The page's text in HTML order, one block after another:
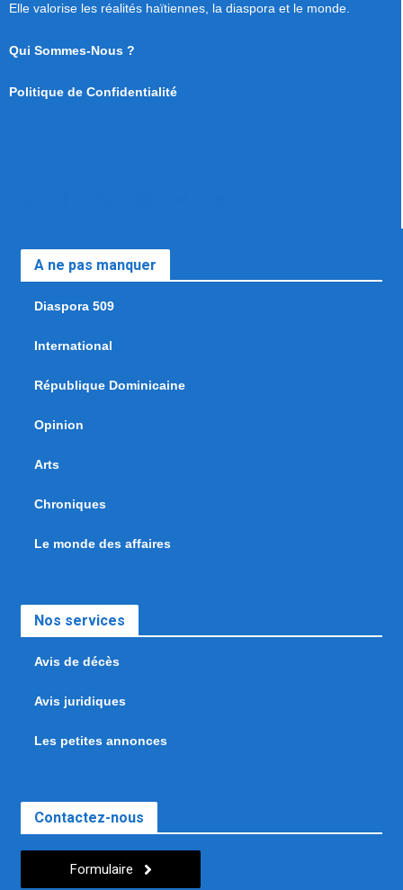
Elle valorise les réalités haïtiennes, la diaspora et le monde.
Qui Sommes-Nous ?
Politique de Confidentialité
A ne pas manquer
Diaspora 509
International
République Dominicaine
Opinion
Arts
Chroniques
Le monde des affaires
Nos services
Avis de décès
Avis juridiques
Les petites annonces
Contactez-nous
Formulaire